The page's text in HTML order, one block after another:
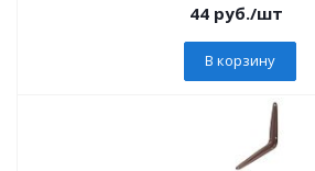
44руб./шт
В корзину